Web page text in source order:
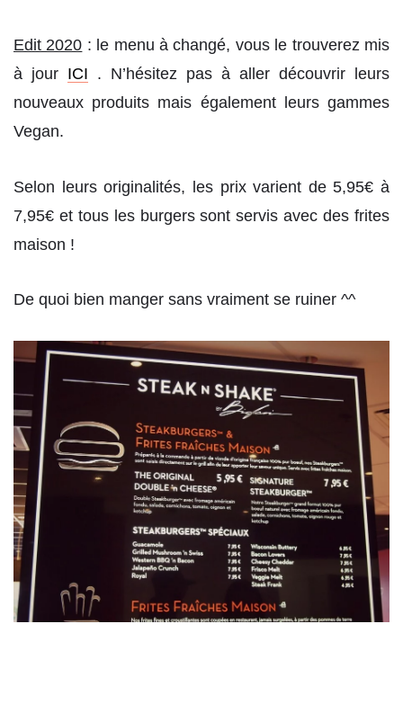
Edit 2020 : le menu à changé, vous le trouverez mis
à jour ICI . N’hésitez pas à aller découvrir leurs
nouveaux produits mais également leurs gammes
Vegan.
Selon leurs originalités, les prix varient de 5,95€ à
7,95€ et tous les burgers sont servis avec des frites
maison !
De quoi bien manger sans vraiment se ruiner ^^